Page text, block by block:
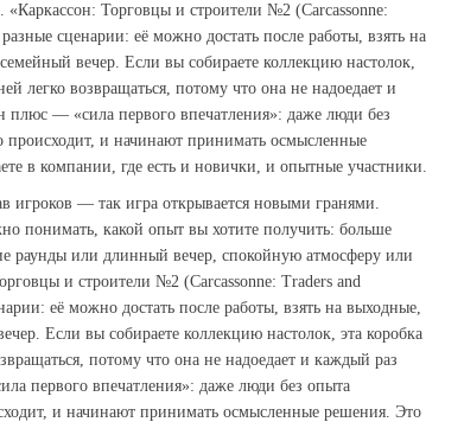
Торговцы и строители №2 (Carcassonne:
сценарии: её можно достать после работы, взять на
вечер. Если вы собираете коллекцию настолок,
легко возвращаться, потому что она не надоедает и
— «сила первого впечатления»: даже люди без
и начинают принимать осмысленные
в компании, где есть и новички, и опытные участники.
игроков — так игра открывается новыми гранями.
понимать, какой опыт вы хотите получить: больше
раунды или длинный вечер, спокойную атмосферу или
и строители №2 (Carcassonne: Traders and
её можно достать после работы, взять на выходные,
Если вы собираете коллекцию настолок, эта коробка
потому что она не надоедает и каждый раз
первого впечатления»: даже люди без опыта
и начинают принимать осмысленные решения. Это